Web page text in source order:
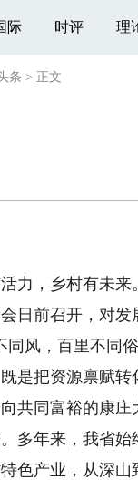
际 时评 理
条 > 正文
，乡村有未来
日前召开，对
同风，百里不同
是把资源禀赋
共同富裕的康庄
年来，我省始
色产业，从深